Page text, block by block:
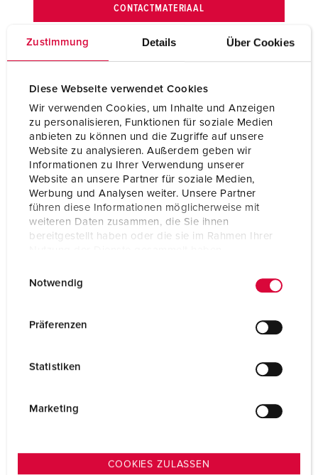
Zustimmung Details Über Cookies
Diese Webseite verwendet Cookies
Wir verwenden Cookies, um Inhalte und Anzeigen
zu personalisieren, Funktionen für soziale Medien
anbieten zu können und die Zugriffe auf unsere
Website zu analysieren. Außerdem geben wir
Informationen zu Ihrer Verwendung unserer
Website an unsere Partner für soziale Medien,
Werbung und Analysen weiter. Unsere Partner
führen diese Informationen möglicherweise mit
weiteren Daten zusammen, die Sie ihnen
bereitgestellt haben oder die sie im Rahmen Ihrer
Notwendig
Präferenzen
Statistiken
Marketing
COOKIES ZULASSEN
CONTACTMATERIAAL
CombiTOWER® contactdooscombinaties voor in de buurt van
de rails
Onze CombiTOWER® met bijhorende AMAXX® combinatie
portfolio:
COMBITOWER® CONTACTDOOSCOMBINATIES